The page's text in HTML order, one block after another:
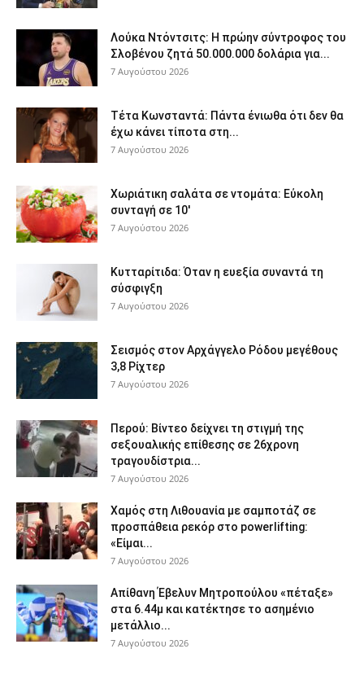
Λούκα Ντόντσιτς: Η πρώην σύντροφος του
Σλοβένου ζητά 50.000.000 δολάρια για...
7 Αυγούστου 2026
Τέτα Κωνσταντά: Πάντα ένιωθα ότι δεν θα
έχω κάνει τίποτα στη...
7 Αυγούστου 2026
Χωριάτικη σαλάτα σε ντομάτα: Εύκολη
συνταγή σε 10′
7 Αυγούστου 2026
Κυτταρίτιδα: Όταν η ευεξία συναντά τη
σύσφιγξη
7 Αυγούστου 2026
Σεισμός στον Αρχάγγελο Ρόδου μεγέθους
3,8 Ρίχτερ
7 Αυγούστου 2026
Περού: Βίντεο δείχνει τη στιγμή της
σεξουαλικής επίθεσης σε 26χρονη
τραγουδίστρια...
7 Αυγούστου 2026
Χαμός στη Λιθουανία με σαμποτάζ σε
προσπάθεια ρεκόρ στο powerlifting:
«Είμαι...
7 Αυγούστου 2026
Απίθανη Έβελυν Μητροπούλου «πέταξε»
στα 6.44μ και κατέκτησε το ασημένιο
μετάλλιο...
7 Αυγούστου 2026